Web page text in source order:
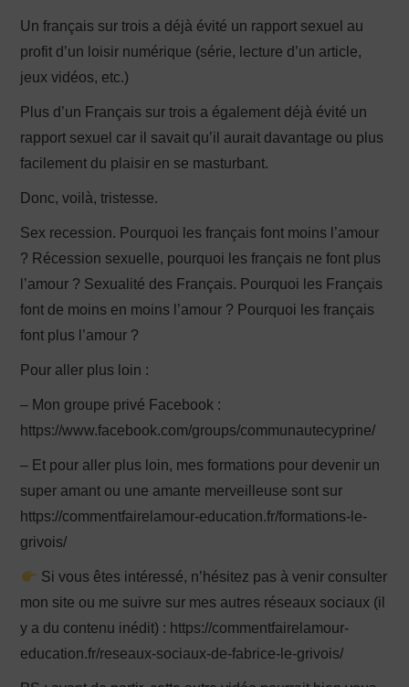
Un français sur trois a déjà évité un rapport sexuel au
profit d’un loisir numérique (série, lecture d’un article,
jeux vidéos, etc.)
Plus d’un Français sur trois a également déjà évité un
rapport sexuel car il savait qu’il aurait davantage ou plus
facilement du plaisir en se masturbant.
Donc, voilà, tristesse.
Sex recession. Pourquoi les français font moins l’amour
? Récession sexuelle, pourquoi les français ne font plus
l’amour ? Sexualité des Français. Pourquoi les Français
font de moins en moins l’amour ? Pourquoi les français
font plus l’amour ?
Pour aller plus loin :
– Mon groupe privé Facebook :
https://www.facebook.com/groups/communautecyprine/
– Et pour aller plus loin, mes formations pour devenir un
super amant ou une amante merveilleuse sont sur
https://commentfairelamour-education.fr/formations-le-
grivois/
Si vous êtes intéressé, n’hésitez pas à venir consulter
mon site ou me suivre sur mes autres réseaux sociaux (il
y a du contenu inédit) : https://commentfairelamour-
education.fr/reseaux-sociaux-de-fabrice-le-grivois/